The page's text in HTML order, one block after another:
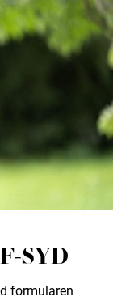
SYD
formularen